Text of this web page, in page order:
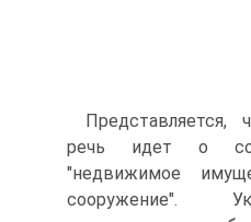
речь идет о
"недвижимое
сооружение".